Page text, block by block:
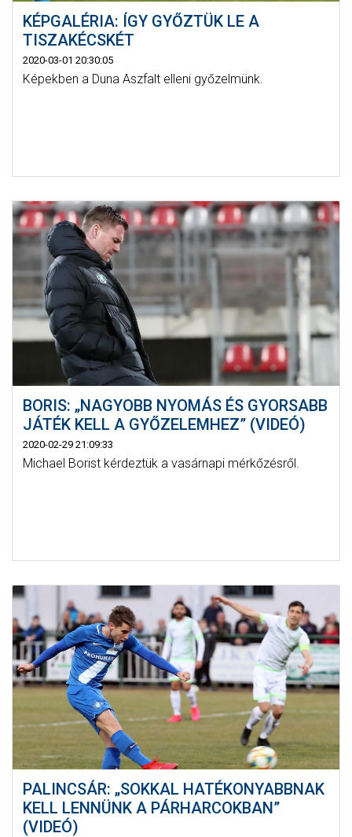
KÉPGALÉRIA: ÍGY GYŐZTÜK LE A
TISZAKÉCSKÉT
2020-03-01 20:30:05
Képekben a Duna Aszfalt elleni győzelmünk.
BORIS: „NAGYOBB NYOMÁS ÉS GYORSABB
JÁTÉK KELL A GYŐZELEMHEZ” (VIDEÓ)
2020-02-29 21:09:33
Michael Borist kérdeztük a vasárnapi mérkőzésről.
PALINCSÁR: „SOKKAL HATÉKONYABBNAK
KELL LENNÜNK A PÁRHARCOKBAN”
(VIDEÓ)